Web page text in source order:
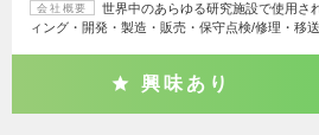
会社概要
世界中のあらゆる研究施設で使用さ
ィング・開発・製造・販売・保守点検/修理・移
興味あり